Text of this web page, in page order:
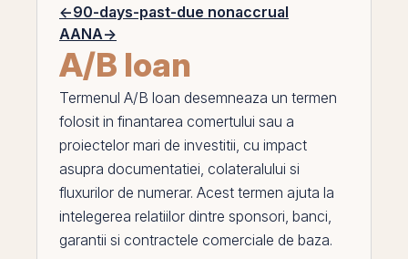
←90-days-past-due nonaccrual
AANA→
A/B loan
Termenul A/B loan desemneaza un termen
folosit in finantarea comertului sau a
proiectelor mari de investitii, cu impact
asupra documentatiei, colateralului si
fluxurilor de numerar. Acest termen ajuta la
intelegerea relatiilor dintre sponsori, banci,
garantii si contractele comerciale de baza.